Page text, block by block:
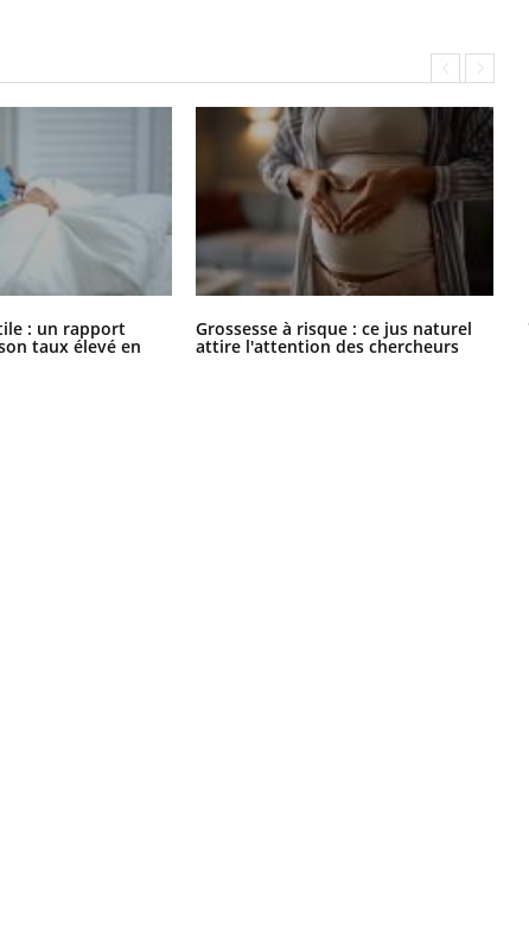
: un rapport
taux élevé en
Grossesse à risque : ce jus naturel
attire l'attention des chercheurs